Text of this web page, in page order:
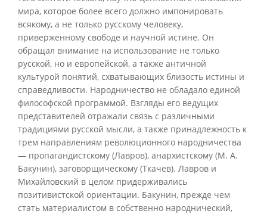
мира, которое более всего должно импонировать
всякому, а не только русскому человеку,
приверженному свободе и научной истине. Он
обращал внимание на использование не только
русской, но и европейской, а также античной
культурой понятий, схватывающих близость истины и
справедливости. Народничество не обладало единой
философской программой. Взгляды его ведущих
представителей отражали связь с различными
традициями русской мысли, а также принадлежность к
трем направлениям революционного народничества
— пропагандистскому (Лавров), анархистскому (М. А.
Бакунин), заговорщическому (Ткачев). Лавров и
Михайловский в целом придерживались
позитивистской ориентации. Бакунин, прежде чем
стать материалистом в собственно народнический,